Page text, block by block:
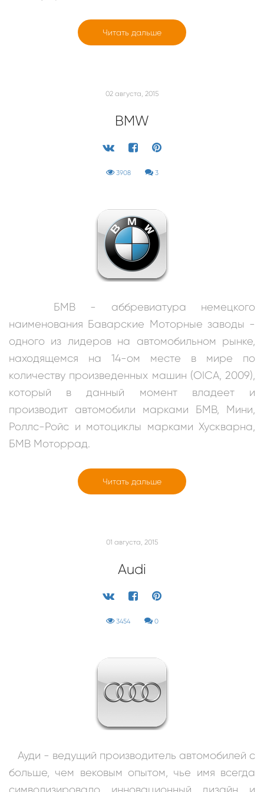
Читать дальше
02 августа, 2015
BMW
3908 3
БМВ - аббревиатура немецкого
наименования Баварские Моторные заводы -
одного из лидеров на автомобильном рынке,
находящемся на 14-ом месте в мире по
количеству произведенных машин (OICA, 2009),
который в данный момент владеет и
производит автомобили марками БМВ, Мини,
Роллс-Ройс и мотоциклы марками Хускварна,
БМВ Моторрад.
Читать дальше
01 августа, 2015
Audi
3454 0
Ауди - ведущий производитель автомобилей с
больше, чем вековым опытом, чье имя всегда
символизировало инновационный дизайн и